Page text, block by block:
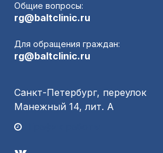
Общие вопросы:
rg@baltclinic.ru
Для обращения граждан:
rg@baltclinic.ru
Санкт-Петербург, переулок
Манежный 14, лит. А